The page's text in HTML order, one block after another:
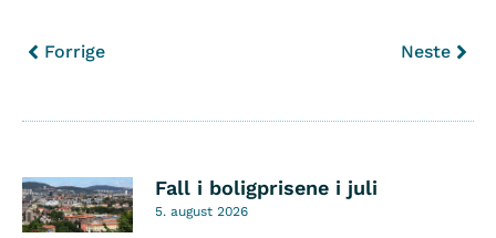
Forrige Neste
Fall i boligprisene i juli
5. august 2026